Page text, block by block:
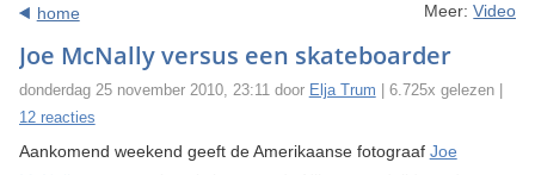
home Meer:Video
Joe McNally versus een skateboarder
donderdag 25 november 2010, 23:11 door Elja Trum | 6.725x gelezen |
12 reacties
Aankomend weekend geeft de Amerikaanse fotograaf Joe